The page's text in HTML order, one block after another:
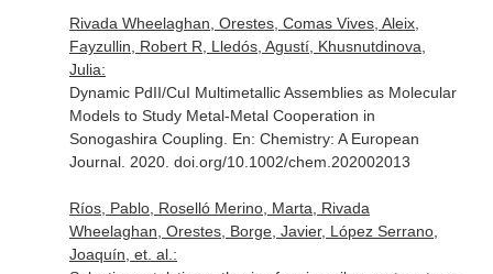
Rivada Wheelaghan, Orestes, Comas Vives, Aleix,
Fayzullin, Robert R, Lledós, Agustí, Khusnutdinova,
Julia:
Dynamic PdII/CuI Multimetallic Assemblies as Molecular
Models to Study Metal-Metal Cooperation in
Sonogashira Coupling. En: Chemistry: A European
Journal. 2020. doi.org/10.1002/chem.202002013
Ríos, Pablo, Roselló Merino, Marta, Rivada
Wheelaghan, Orestes, Borge, Javier, López Serrano,
Joaquín, et. al.: